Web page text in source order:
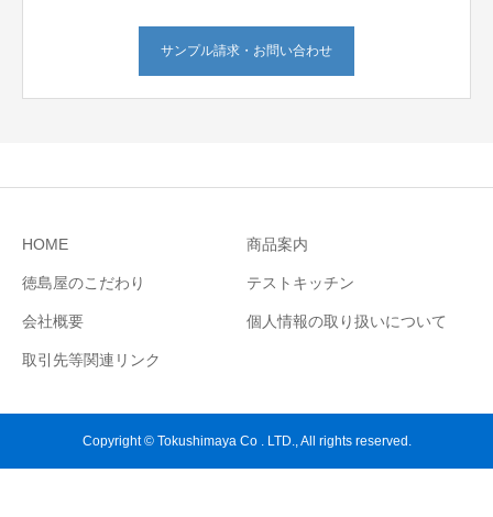
サンプル請求・お問い合わせ
HOME 商品案内
徳島屋のこだわり テストキッチン
会社概要 個人情報の取り扱いについて
取引先等関連リンク
Copyright © Tokushimaya Co . LTD., All rights reserved.